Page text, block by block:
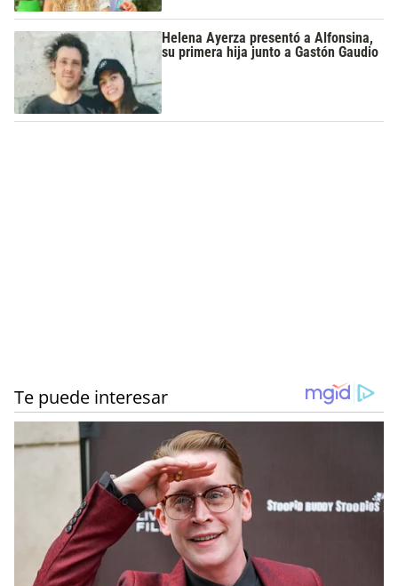
Helena Ayerza presentó a Alfonsina,
su primera hija junto a Gastón Gaudio